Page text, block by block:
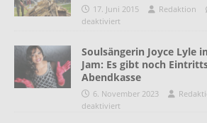
17. Juni 2015 Redaktion
deaktiviert
Soulsängerin Joyce Lyle
Jam: Es gibt noch
Abendkasse
6. November 2023
deaktiviert